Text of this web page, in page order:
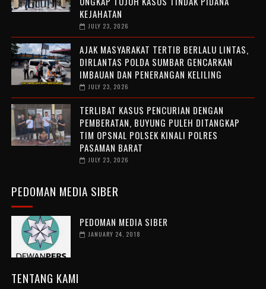
KEJAHATAN
JULY 23, 2026
AJAK MASYARAKAT TERTIB BERLALU LINTAS,
DIRLANTAS POLDA SUMBAR GENCARKAN
IMBAUAN DAN PENERANGAN KELILING
JULY 23, 2026
TERLIBAT KASUS PENCURIAN DENGAN
PEMBERATAN, BUYUNG PULEH DITANGKAP
TIM OPSNAL POLSEK KINALI POLRES
PASAMAN BARAT
JULY 23, 2026
PEDOMAN MEDIA SIBER
PEDOMAN MEDIA SIBER
JANUARY 24, 2018
TENTANG KAMI